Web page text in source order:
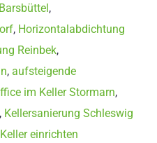
,
, Horizontalabdichtung
Reinbek,
, aufsteigende
im Keller Stormarn,
, Kellersanierung Schleswig
einrichten